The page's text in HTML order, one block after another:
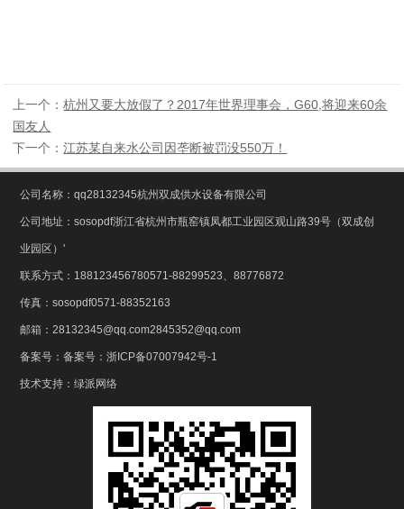
上一个：杭州又要大放假了？2017年世界理事会，G60,将迎来60余
国友人
下一个：江苏某自来水公司因垄断被罚没550万！
公司名称：qq28132345杭州双成供水设备有限公司
公司地址：sosopdf浙江省杭州市瓶窑镇凤都工业园区观山路39号（双成创
业园区）'
联系方式：188123456780571-88299523、88776872
传真：sosopdf0571-88352163
邮箱：28132345@qq.com2845352@qq.com
备案号：备案号：浙ICP备07007942号-1
技术支持：绿派网络